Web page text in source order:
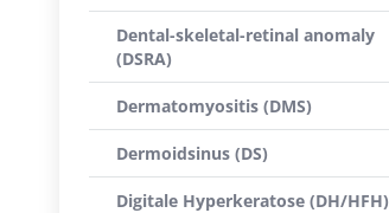
Dental-skeletal-retinal anomaly
(DSRA)
Dermatomyositis (DMS)
Dermoidsinus (DS)
Digitale Hyperkeratose (DH/HFH)